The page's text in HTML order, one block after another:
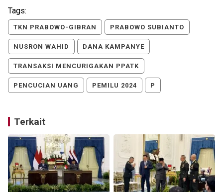
Tags:
TKN PRABOWO-GIBRAN PRABOWO SUBIANTO
NUSRON WAHID DANA KAMPANYE
TRANSAKSI MENCURIGAKAN PPATK
PENCUCIAN UANG PEMILU 2024 P
Terkait